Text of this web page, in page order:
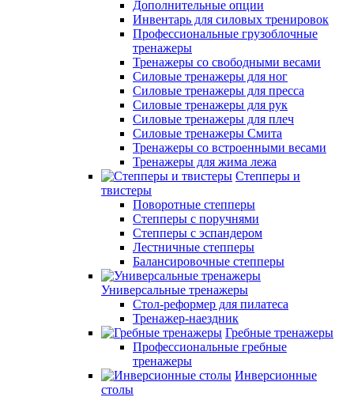
Дополнительные опции
Инвентарь для силовых тренировок
Профессиональные грузоблочные
тренажеры
Тренажеры со свободными весами
Силовые тренажеры для ног
Силовые тренажеры для пресса
Силовые тренажеры для рук
Силовые тренажеры для плеч
Силовые тренажеры Смита
Тренажеры со встроенными весами
Тренажеры для жима лежа
Степперы и
твистеры
Поворотные степперы
Степперы с поручнями
Степперы с эспандером
Лестничные степперы
Балансировочные степперы
Универсальные тренажеры
Стол-реформер для пилатеса
Тренажер-наездник
Гребные тренажеры
Профессиональные гребные
тренажеры
Инверсионные
столы